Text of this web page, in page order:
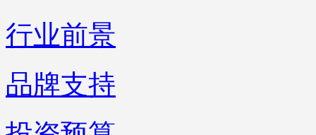
行业前景
品牌支持